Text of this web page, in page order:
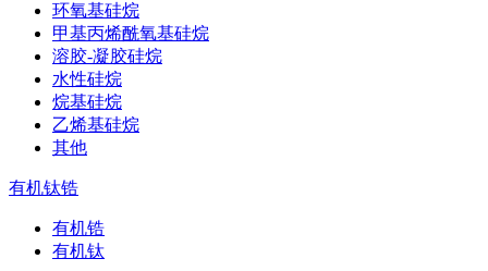
环氧基硅烷
甲基丙烯酰氧基硅烷
溶胶-凝胶硅烷
水性硅烷
烷基硅烷
乙烯基硅烷
其他
有机钛锆
有机锆
有机钛